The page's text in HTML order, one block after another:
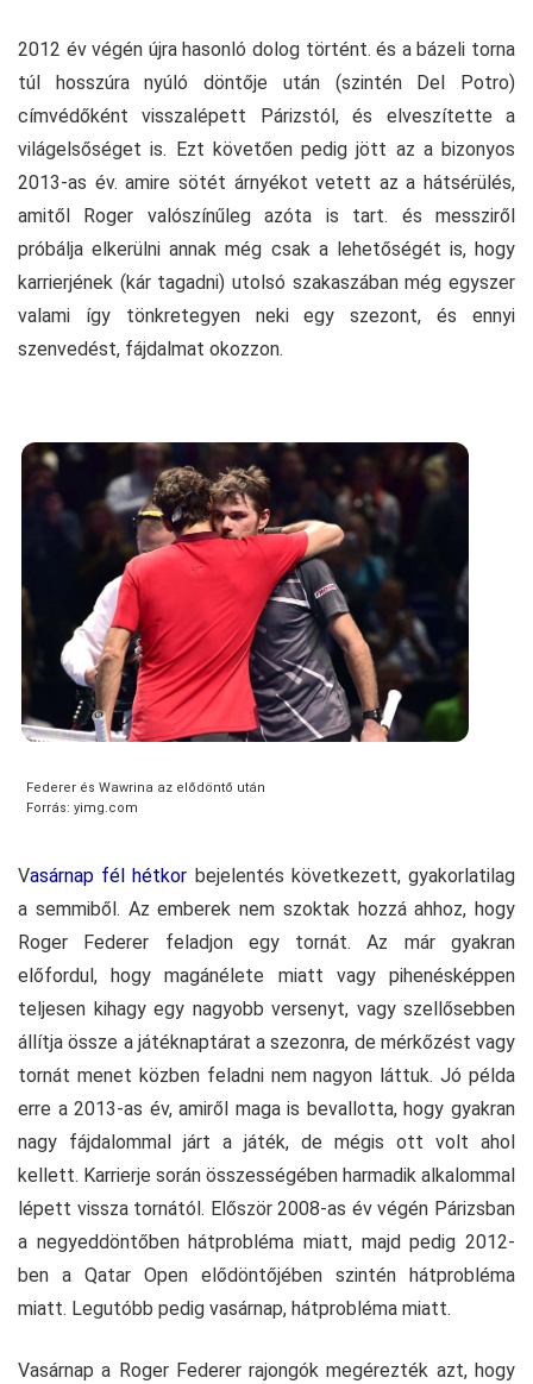
2012 év végén újra hasonló dolog történt. és a bázeli torna
túl hosszúra nyúló döntője után (szintén Del Potro)
címvédőként visszalépett Párizstól, és elveszítette a
világelsőséget is. Ezt követően pedig jött az a bizonyos
2013-as év. amire sötét árnyékot vetett az a hátsérülés,
amitől Roger valószínűleg azóta is tart. és messziről
próbálja elkerülni annak még csak a lehetőségét is, hogy
karrierjének (kár tagadni) utolsó szakaszában még egyszer
valami így tönkretegyen neki egy szezont, és ennyi
szenvedést, fájdalmat okozzon.
Federer és Wawrina az elődöntő után
Forrás: yimg.com
Vasárnap fél hétkor bejelentés következett, gyakorlatilag
a semmiből. Az emberek nem szoktak hozzá ahhoz, hogy
Roger Federer feladjon egy tornát. Az már gyakran
előfordul, hogy magánélete miatt vagy pihenésképpen
teljesen kihagy egy nagyobb versenyt, vagy szellősebben
állítja össze a játéknaptárat a szezonra, de mérkőzést vagy
tornát menet közben feladni nem nagyon láttuk. Jó példa
erre a 2013-as év, amiről maga is bevallotta, hogy gyakran
nagy fájdalommal járt a játék, de mégis ott volt ahol
kellett. Karrierje során összességében harmadik alkalommal
lépett vissza tornától. Először 2008-as év végén Párizsban
a negyeddöntőben hátprobléma miatt, majd pedig 2012-
ben a Qatar Open elődöntőjében szintén hátprobléma
miatt. Legutóbb pedig vasárnap, hátprobléma miatt.
Vasárnap a Roger Federer rajongók megérezték azt, hogy